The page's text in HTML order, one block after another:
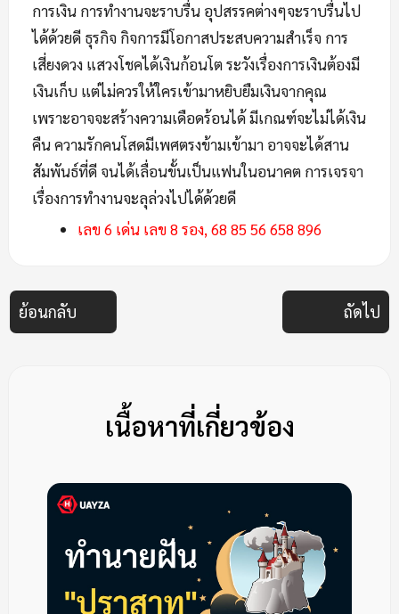
การเงิน การทำงานจะราบรื่น อุปสรรคต่างๆจะราบรื่นไป
ได้ด้วยดี ธุรกิจ กิจการมีโอกาสประสบความสำเร็จ การ
เสี่ยงดวง แสวงโชคได้เงินก้อนโต ระวังเรื่องการเงินต้องมี
เงินเก็บ แต่ไม่ควรให้ใครเข้ามาหยิบยืมเงินจากคุณ
เพราะอาจจะสร้างความเดือดร้อนได้ มีเกณฑ์จะไม่ได้เงิน
คืน ความรักคนโสดมีเพศตรงข้ามเข้ามา อาจจะได้สาน
สัมพันธ์ที่ดี จนได้เลื่อนขั้นเป็นแฟนในอนาคต การเจรจา
เรื่องการทำงานจะลุล่วงไปได้ด้วยดี
เลข 6 เด่น เลข 8 รอง, 68 85 56 658 896
ย้อนกลับ ถัดไป
เนื้อหาที่เกี่ยวข้อง